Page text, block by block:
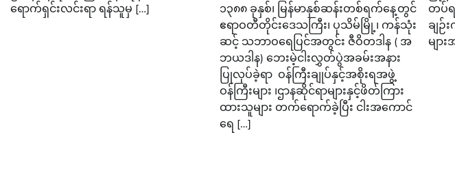
ရောက်ရှင်းလင်းရာ ရန်သူမှ […]
၁၃၈၈ ခုနှစ်၊ မြန်မာနှစ်ဆန်းတစ်ရက်နေ့တွင်
ဧရာဝတီတိုင်းဒေသကြီး၊ ပုသိမ်မြို့၊ ကန်သုံး
ဆင့် သဘာဝရေပြင်အတွင်း ဇီဝိတဒါန ( အ
ဘယဒါန) ဘေးမဲ့ငါးလွှတ်ပွဲအခမ်းအနား
ပြုလုပ်ခဲ့ရာ ဝန်ကြီးချုပ်နှင့်အစိုးရအဖွဲ့
ဝန်ကြီးများ ၊ဌာနဆိုင်ရာများနှင့်ဖိတ်ကြား
ထားသူများ တက်ရောက်ခဲ့ပြီး ငါးအကောင်
ရေ […]
တပ်
ချ
များ